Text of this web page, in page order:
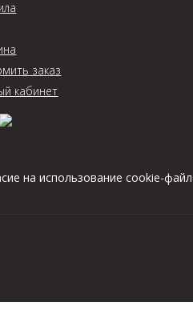
заказ
кабинет
на использование cookie-